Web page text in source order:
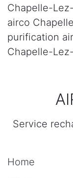
Chapelle-
airco
purification
Chapelle-
Service
Home